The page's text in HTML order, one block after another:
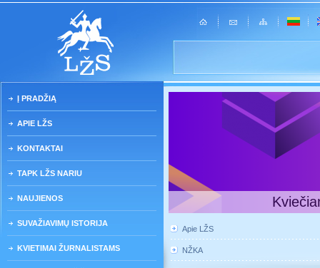
Į PRADŽIĄ
APIE LŽS
KONTAKTAI
TAPK LŽS NARIU
NAUJIENOS
SUVAŽIAVIMŲ ISTORIJA
KVIETIMAI ŽURNALISTAMS
Apie LŽS
NŽKA